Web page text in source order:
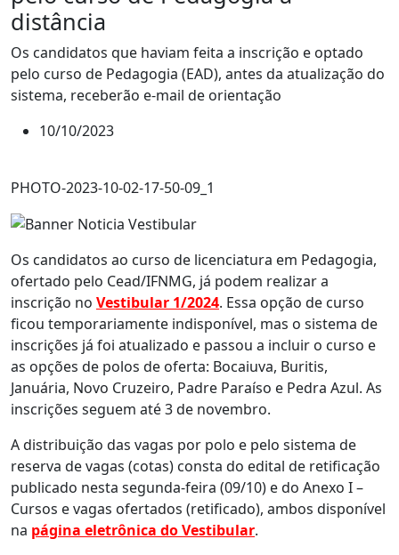
distância
Os candidatos que haviam feita a inscrição e optado
pelo curso de Pedagogia (EAD), antes da atualização do
sistema, receberão e-mail de orientação
10/10/2023
PHOTO-2023-10-02-17-50-09_1
Os candidatos ao curso de licenciatura em Pedagogia,
ofertado pelo Cead/IFNMG, já podem realizar a
inscrição no Vestibular 1/2024. Essa opção de curso
ficou temporariamente indisponível, mas o sistema de
inscrições já foi atualizado e passou a incluir o curso e
as opções de polos de oferta: Bocaiuva, Buritis,
Januária, Novo Cruzeiro, Padre Paraíso e Pedra Azul. As
inscrições seguem até 3 de novembro.
A distribuição das vagas por polo e pelo sistema de
reserva de vagas (cotas) consta do edital de retificação
publicado nesta segunda-feira (09/10) e do Anexo I –
Cursos e vagas ofertados (retificado), ambos disponível
na página eletrônica do Vestibular.